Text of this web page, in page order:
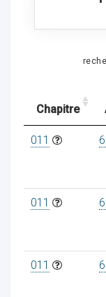
Chapitre
011
011
011